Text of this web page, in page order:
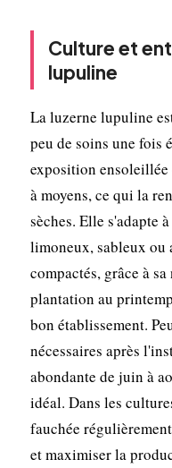
Culture et
lupuline
La luzerne lupuline
peu de soins une fois
exposition ensoleillée
à moyens, ce qui la
sèches. Elle s'adapte
limoneux, sableux ou
compactés, grâce à
plantation au
bon établissement.
nécessaires après
abondante de juin à
idéal. Dans les
fauchée
et maximiser la